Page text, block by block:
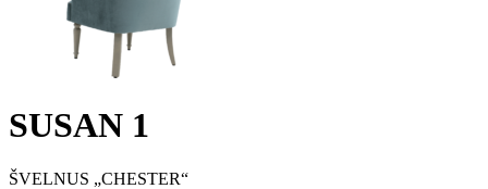
SUSAN 1
ŠVELNUS „CHESTER“